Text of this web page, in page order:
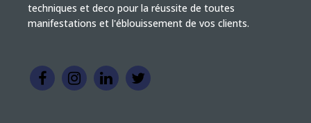
techniques et deco pour la réussite de toutes
manifestations et l'éblouissement de vos clients.